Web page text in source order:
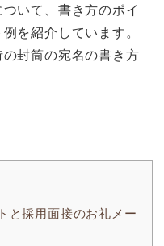
いて、書き方のポイ
を紹介しています。
封筒の宛名の書き方
と採用面接のお礼メー